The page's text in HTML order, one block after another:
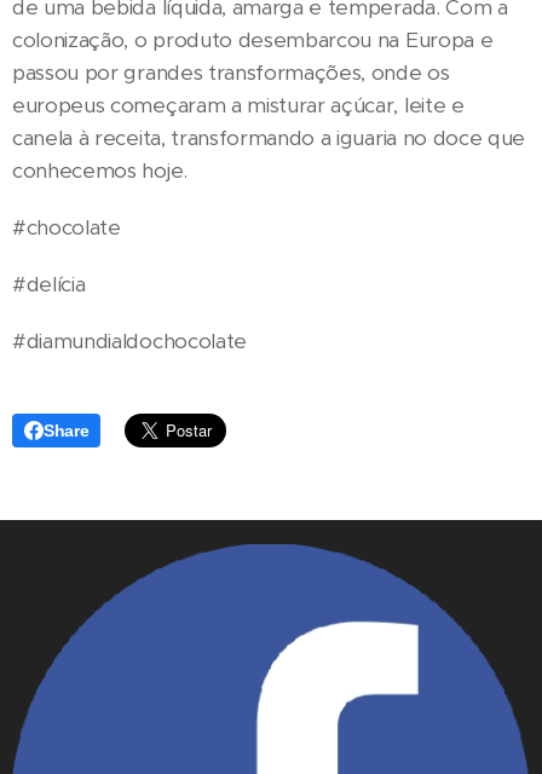
de uma bebida líquida, amarga e temperada. Com a
colonização, o produto desembarcou na Europa e
passou por grandes transformações, onde os
europeus começaram a misturar açúcar, leite e
canela à receita, transformando a iguaria no doce que
conhecemos hoje.
#chocolate
#delícia
#diamundialdochocolate
Share